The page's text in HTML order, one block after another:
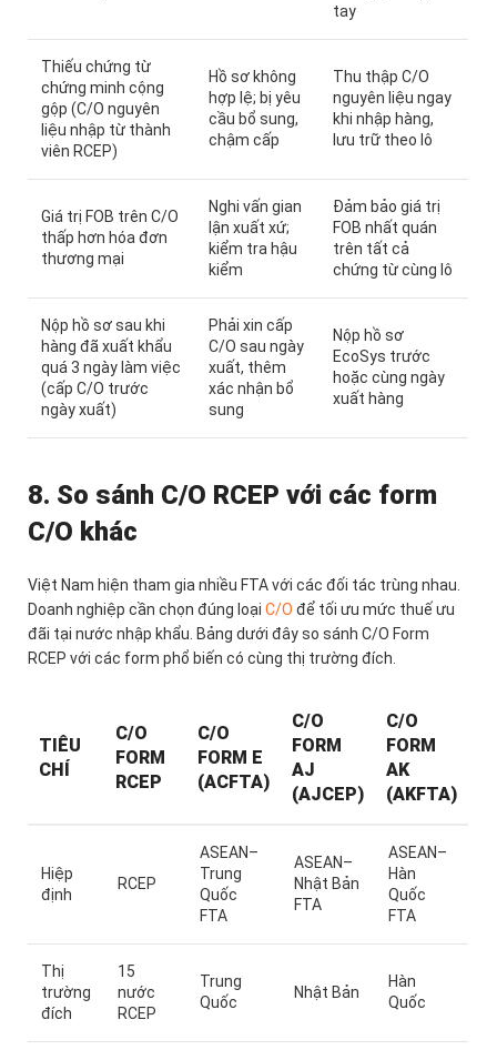
tay
Thiếu chứng từ
chứng minh cộng
gộp (C/O nguyên
liệu nhập từ thành
viên RCEP)
Hồ sơ không
hợp lệ; bị yêu
cầu bổ sung,
chậm cấp
Thu thập C/O
nguyên liệu ngay
khi nhập hàng,
lưu trữ theo lô
Giá trị FOB trên C/O
thấp hơn hóa đơn
thương mại
Nghi vấn gian
lận xuất xứ;
kiểm tra hậu
kiểm
Đảm bảo giá trị
FOB nhất quán
trên tất cả
chứng từ cùng lô
Nộp hồ sơ sau khi
hàng đã xuất khẩu
quá 3 ngày làm việc
(cấp C/O trước
ngày xuất)
Phải xin cấp
C/O sau ngày
xuất, thêm
xác nhận bổ
sung
Nộp hồ sơ
EcoSys trước
hoặc cùng ngày
xuất hàng
8. So sánh C/O RCEP với các form
C/O khác
Việt Nam hiện tham gia nhiều FTA với các đối tác trùng nhau.
Doanh nghiệp cần chọn đúng loại C/O để tối ưu mức thuế ưu
đãi tại nước nhập khẩu. Bảng dưới đây so sánh C/O Form
RCEP với các form phổ biến có cùng thị trường đích.
TIÊU
CHÍ
C/O
FORM
RCEP
C/O
FORM E
(ACFTA)
C/O
FORM
AJ
(AJCEP)
C/O
FORM
AK
(AKFTA)
Hiệp
định
RCEP
ASEAN–
Trung
Quốc
FTA
ASEAN–
Nhật Bản
FTA
ASEAN–
Hàn
Quốc
FTA
Thị
trường
đích
15
nước
RCEP
Trung
Quốc
Nhật Bản
Hàn
Quốc